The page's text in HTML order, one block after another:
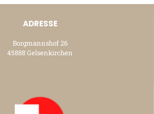
ADRESSE
Borgmannshof 26
45888 Gelsenkirchen